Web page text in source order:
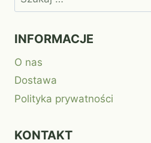
INFORMACJE
O nas
Dostawa
Polityka prywatności
KONTAKT